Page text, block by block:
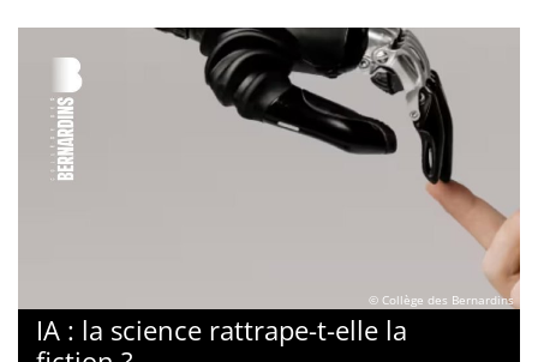
© Collège des Bernardins
IA : la science rattrape-t-elle la